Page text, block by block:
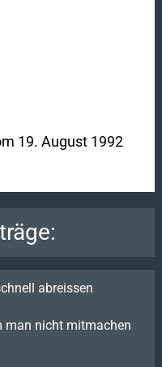
19. August 1992
abreissen
man nicht mitmachen